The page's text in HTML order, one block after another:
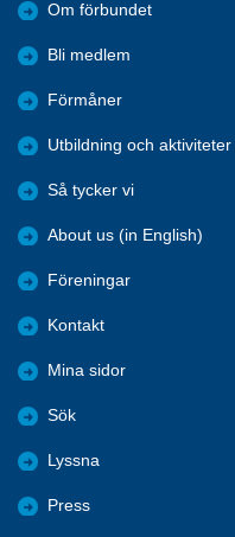
Om förbundet
Bli medlem
Förmåner
Utbildning och aktiviteter
Så tycker vi
About us (in English)
Föreningar
Kontakt
Mina sidor
Sök
Lyssna
Press